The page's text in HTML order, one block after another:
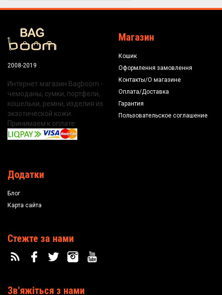
2008-2019
Интернет магазин Bagboom -
чемоданы, сумки, портфели,
кошельки, ремни, изделия из
экзотической кожи.
Принимаем к оплате:
Магазин
Кошик
Оформлення замовлення
Контакты/О магазине
Оплата/Доставка
Гарантия
Пользовательское соглашение
Додатки
Блог
Карта сайта
Стежте за нами
Зв'яжіться з нами